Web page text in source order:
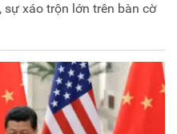
sự xáo trộn lớn trên bàn cờ